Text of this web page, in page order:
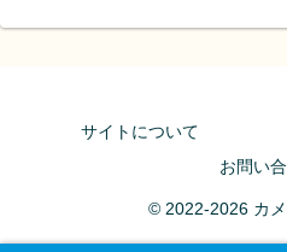
サイトについて
お問い
© 2022-2026 カメ